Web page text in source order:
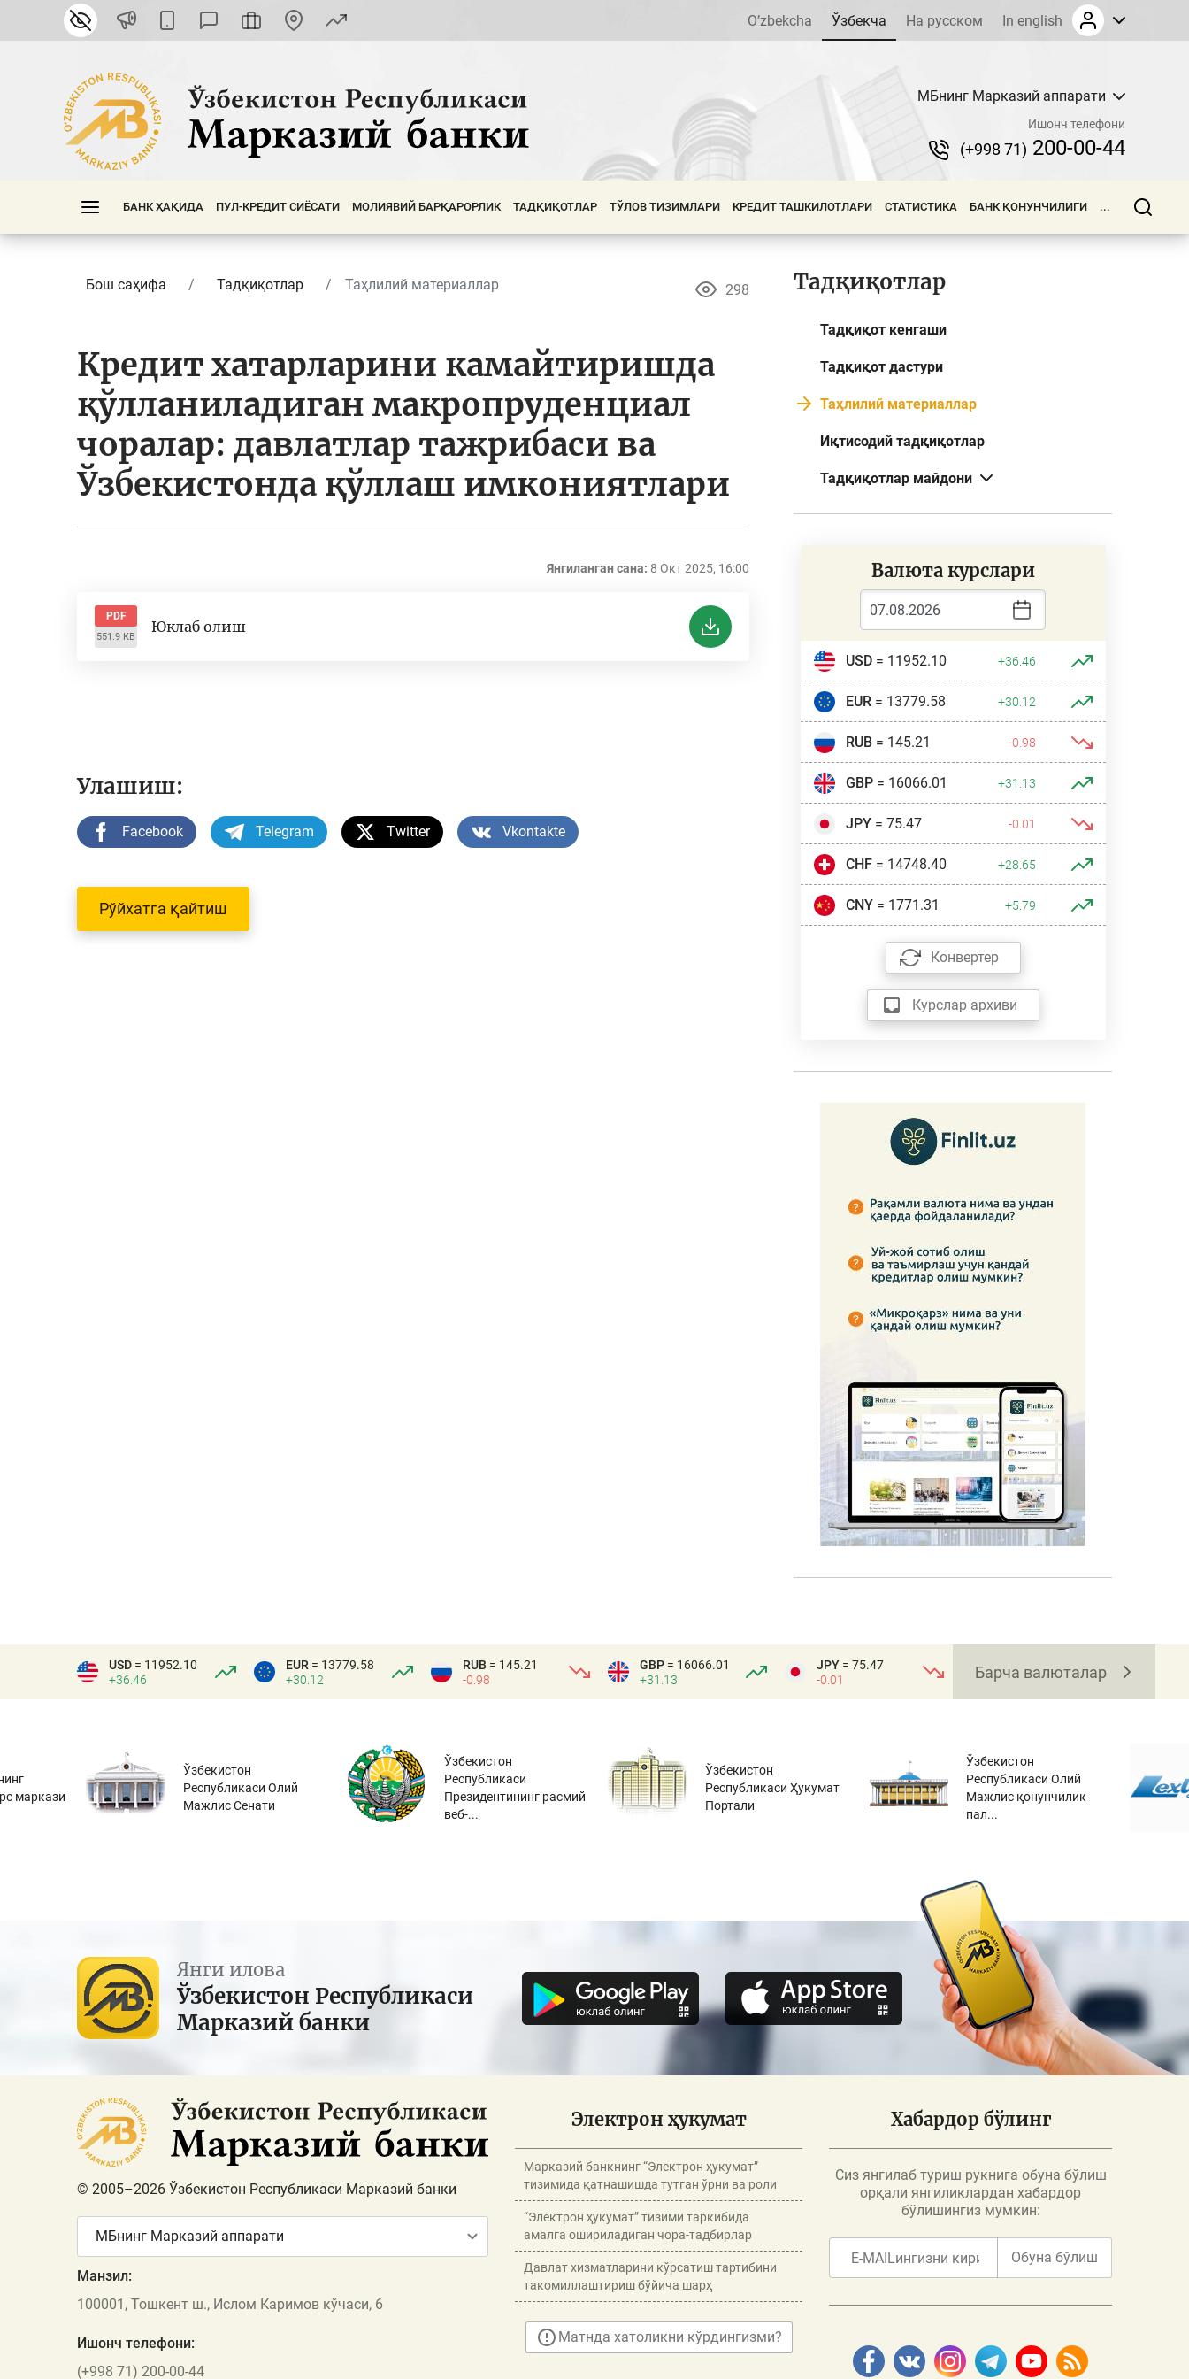
O’zbekcha Ўзбекча На русском In english
МБнинг Марказий аппарати
Ишонч телефони
(+998 71) 200-00-44
БАНК ҲАҚИДА ПУЛ-КРЕДИТ СИЁСАТИ МОЛИЯВИЙ БАРҚАРОРЛИК ТАДҚИҚОТЛАР ТЎЛОВ ТИЗИМЛАРИ КРЕДИТ ТАШКИЛОТЛАРИ СТАТИСТИКА БАНК ҚОНУНЧИЛИГИ ...
Бош саҳифа Тадқиқотлар Таҳлилий материаллар 298
Кредит хатарларини камайтиришда
қўлланиладиган макропруденциал
чоралар: давлатлар тажрибаси ва
Ўзбекистонда қўллаш имкониятлари
Янгиланган сана: 8 Окт 2025, 16:00
PDF
551.9 KB
Юклаб олиш
Улашиш:
Facebook Telegram Twitter Vkontakte
Рўйхатга қайтиш
Тадқиқотлар
Тадқиқот кенгаши
Тадқиқот дастури
Таҳлилий материаллар
Иқтисодий тадқиқотлар
Тадқиқотлар майдони
Валюта курслари
USD= 11952.10 +36.46
EUR= 13779.58 +30.12
RUB= 145.21 -0.98
GBP= 16066.01 +31.13
JPY= 75.47 -0.01
CHF= 14748.40 +28.65
CNY= 1771.31 +5.79
Конвертер
Курслар архиви
USD = 11952.10
+36.46
EUR = 13779.58
+30.12
RUB = 145.21
-0.98
GBP = 16066.01
+31.13
JPY = 75.47
-0.01
Барча валюталар
маркази
Ўзбекистон
Республикаси Олий
Мажлис Сенати
Ўзбекистон
Республикаси
Президентининг расмий
веб-...
Ўзбекистон
Республикаси Ҳукумат
Портали
Ўзбекистон
Республикаси Олий
Мажлис қонунчилик
пал...
Янги илова
Ўзбекистон Республикаси
Марказий банки
© 2005–2026 Ўзбекистон Республикаси Марказий банки
МБнинг Марказий аппарати
Манзил:
100001, Тошкент ш., Ислом Каримов кўчаси, 6
Ишонч телефони:
(+998 71) 200-00-44
Электрон ҳукумат
Марказий банкнинг “Электрон ҳукумат”
тизимида қатнашишда тутган ўрни ва роли
“Электрон ҳукумат” тизими таркибида
амалга ошириладиган чора-тадбирлар
Давлат хизматларини кўрсатиш тартибини
такомиллаштириш бўйича шарҳ
Матнда хатоликни кўрдингизми?
Хабардор бўлинг
Сиз янгилаб туриш рукнига обуна бўлиш
орқали янгиликлардан хабардор
бўлишингиз мумкин:
Обуна бўлиш